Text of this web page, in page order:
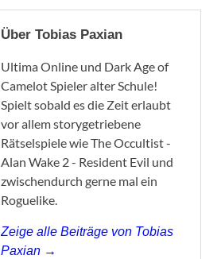
Über Tobias Paxian
Ultima Online und Dark Age of
Camelot Spieler alter Schule!
Spielt sobald es die Zeit erlaubt
vor allem storygetriebene
Rätselspiele wie The Occultist -
Alan Wake 2 - Resident Evil und
zwischendurch gerne mal ein
Roguelike.
Zeige alle Beiträge von Tobias
Paxian →